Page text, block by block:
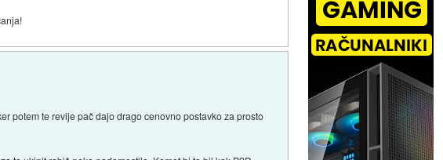
potem te revije pač dajo drago cenovno postavko za prosto